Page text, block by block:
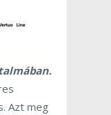
Azt meg